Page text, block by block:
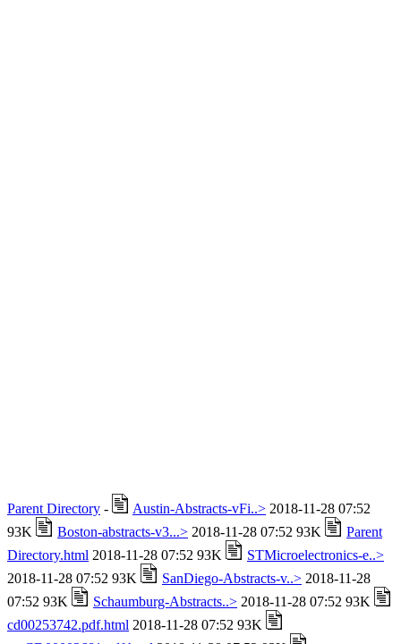
Parent Directory - Austin-Abstracts-vFi..> 2018-11-28 07:52
93K
Boston-abstracts-v3...> 2018-11-28 07:52 93K
Parent
Directory.html 2018-11-28 07:52 93K
STMicroelectronics-e..>
2018-11-28 07:52 93K
SanDiego-Abstracts-v..> 2018-11-28
07:52 93K
Schaumburg-Abstracts..> 2018-11-28 07:52 93K
cd00253742.pdf.html 2018-11-28 07:52 93K